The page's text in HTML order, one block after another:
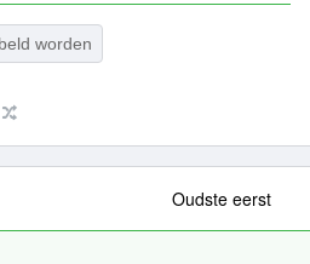
worden
Oudste eerst